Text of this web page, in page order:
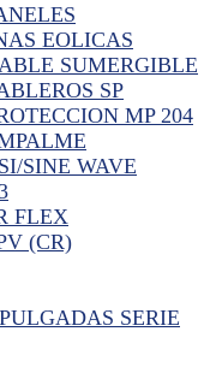
EOLICAS
SUMERGIBLE
SP
MP 204
SINE WAVE
FLEX
(CR)
SERIE